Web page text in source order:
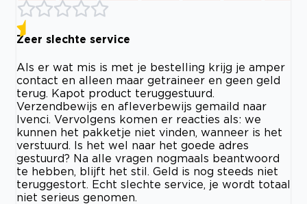
Zeer slechte service
Als er wat mis is met je bestelling krijg je amper
contact en alleen maar getraineer en geen geld
terug. Kapot product teruggestuurd.
Verzendbewijs en afleverbewijs gemaild naar
Ivenci. Vervolgens komen er reacties als: we
kunnen het pakketje niet vinden, wanneer is het
verstuurd. Is het wel naar het goede adres
gestuurd? Na alle vragen nogmaals beantwoord
te hebben, blijft het stil. Geld is nog steeds niet
teruggestort. Echt slechte service, je wordt totaal
niet serieus genomen.